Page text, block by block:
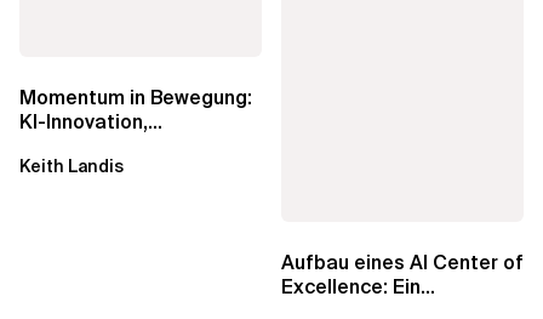
Momentum in Bewegung:
KI-Innovation,
Macht der...
Keith Landis
Aufbau eines AI Center of
Excellence: Ein